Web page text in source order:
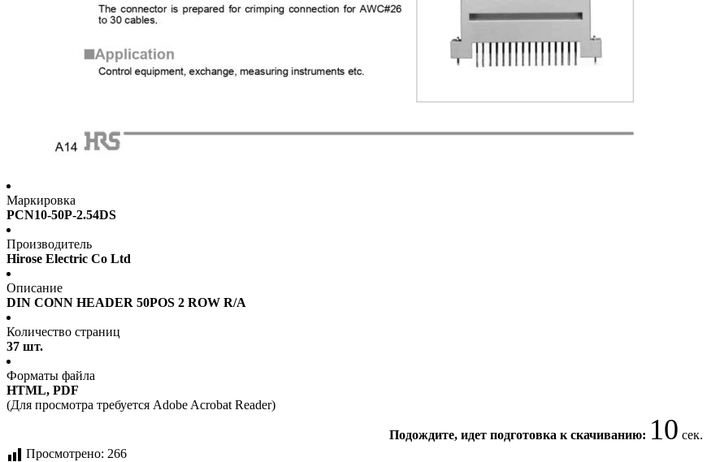
Маркировка
PCN10-50P-2.54DS
Производитель
Hirose Electric Co Ltd
Описание
DIN CONN HEADER 50POS 2 ROW R/A
Количество страниц
37 шт.
Форматы файла
HTML, PDF
(Для просмотра требуется Adobe Acrobat Reader)
Подождите, идет подготовка к скачиванию: 10 сек.
Просмотрено: 266